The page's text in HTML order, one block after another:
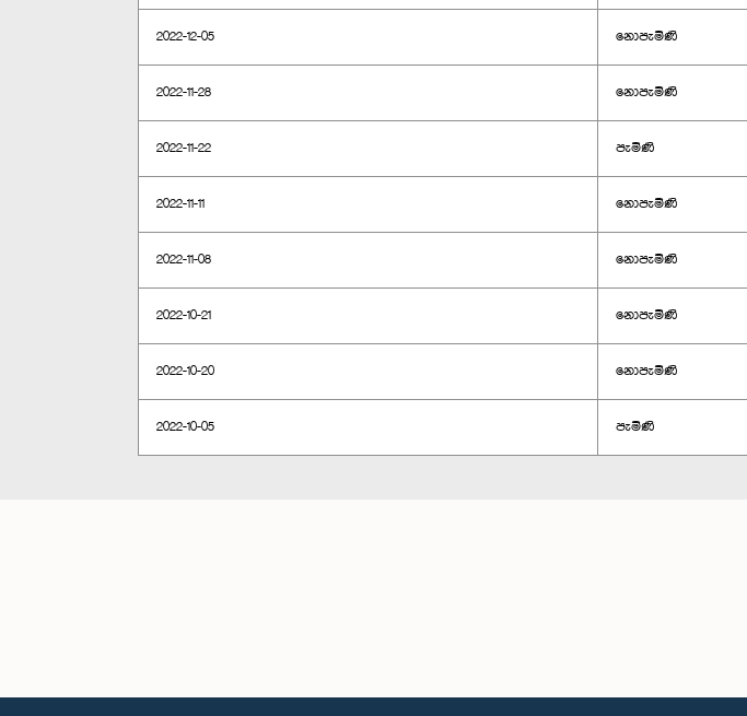
2022-12-05 නොපැමිණි
2022-11-28 නොපැමිණි
2022-11-22 පැමිණි
2022-11-11 නොපැමිණි
2022-11-08 නොපැමිණි
2022-10-21 නොපැමිණි
2022-10-20 නොපැමිණි
2022-10-05 පැමිණි